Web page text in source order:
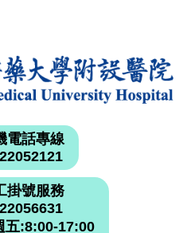
電話專線
掛號服務
五:8:00-17:00